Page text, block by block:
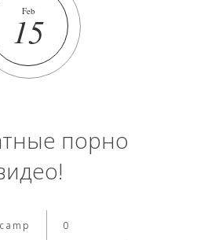
Feb
15
порно
0